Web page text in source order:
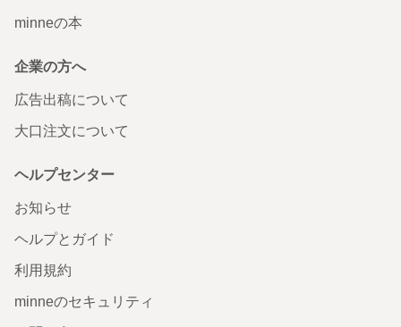
minneの本
企業の方へ
広告出稿について
大口注文について
ヘルプセンター
お知らせ
ヘルプとガイド
利用規約
minneのセキュリティ